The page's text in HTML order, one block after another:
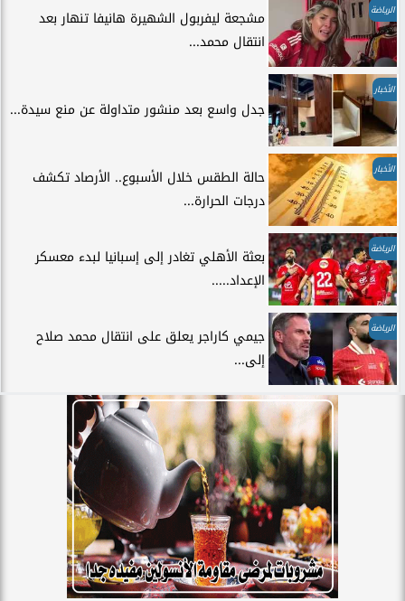
الرياضة
مشجعة ليفربول الشهيرة هانيفا تنهار بعد
انتقال محمد...
الأخبار
جدل واسع بعد منشور متداولة عن منع سيدة...
الأخبار
حالة الطقس خلال الأسبوع.. الأرصاد تكشف
درجات الحرارة...
الرياضة
بعثة الأهلي تغادر إلى إسبانيا لبدء معسكر
الإعداد.....
الرياضة
جيمي كاراجر يعلق على انتقال محمد صلاح
إلى...